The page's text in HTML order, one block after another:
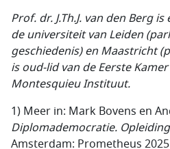
Prof. dr. J.Th.J. van den Berg
de universiteit van Leiden
geschiedenis) en Maastricht
is oud-lid van de Eerste
Montesquieu Instituut.
1) Meer in: Mark Bovens en
Diplomademocratie.
Amsterdam: Prometheus